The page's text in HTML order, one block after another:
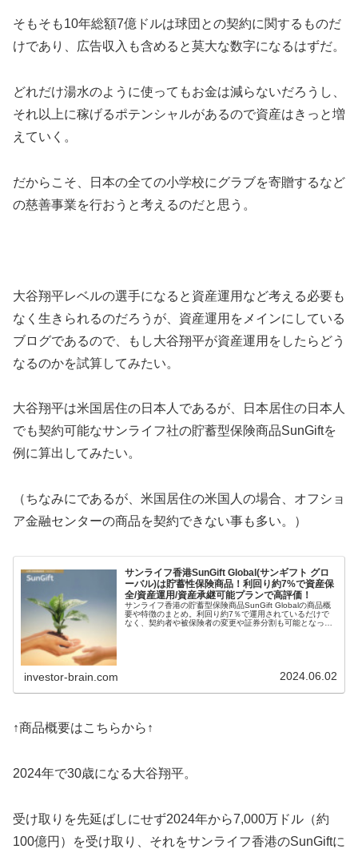
そもそも10年総額7億ドルは球団との契約に関するものだ
けであり、広告収入も含めると莫大な数字になるはずだ。
どれだけ湯水のように使ってもお金は減らないだろうし、
それ以上に稼げるポテンシャルがあるので資産はきっと増
えていく。
だからこそ、日本の全ての小学校にグラブを寄贈するなど
の慈善事業を行おうと考えるのだと思う。
大谷翔平レベルの選手になると資産運用など考える必要も
なく生きられるのだろうが、資産運用をメインにしている
ブログであるので、もし大谷翔平が資産運用をしたらどう
なるのかを試算してみたい。
大谷翔平は米国居住の日本人であるが、日本居住の日本人
でも契約可能なサンライフ社の貯蓄型保険商品SunGiftを
例に算出してみたい。
（ちなみにであるが、米国居住の米国人の場合、オフショ
ア金融センターの商品を契約できない事も多い。）
サンライフ香港SunGift Global(サンギフト グロ
ーバル)は貯蓄性保険商品！利回り約7%で資産保
全/資産運用/資産承継可能プランで高評価！
サンライフ香港の貯蓄型保険商品SunGift Globalの商品概
要や特徴のまとめ。利回り約7％で運用されているだけで
なく、契約者や被保険者の変更や証券分割も可能となって
investor-brain.com 2024.06.02
↑商品概要はこちらから↑
2024年で30歳になる大谷翔平。
受け取りを先延ばしにせず2024年から7,000万ドル（約
100億円）を受け取り、それをサンライフ香港のSunGiftに